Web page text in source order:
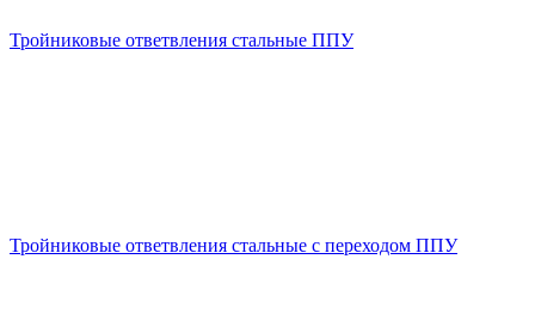
Тройниковые ответвления стальные ППУ
Тройниковые ответвления стальные с переходом ППУ